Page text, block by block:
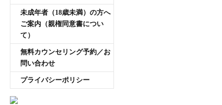
未成年者（18歳未満）の方へ
ご案内（親権同意書につい
て）
無料カウンセリング予約／お
問い合わせ
プライバシーポリシー